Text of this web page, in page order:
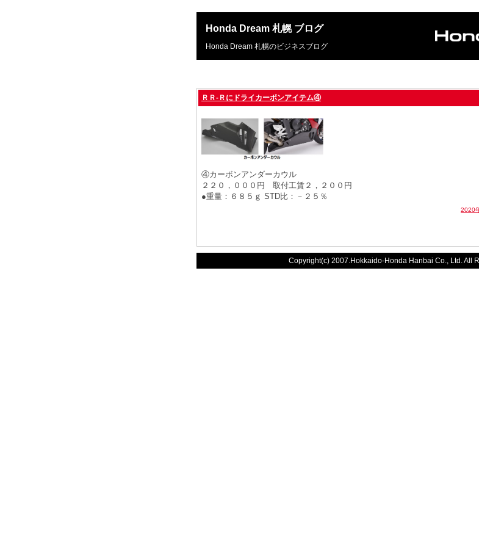
Honda Dream 札幌 ブログ
Honda Dream 札幌のビジネスブログ
ＲＲ-Ｒにドライカーボンアイテム④
④カーボンアンダーカウル
２２０，０００円 取付工賃２，２００円
●重量：６８５ｇ STD比：－２５％
2020
Copyright(c) 2007.Hokkaido-Honda Hanbai Co., Ltd. All